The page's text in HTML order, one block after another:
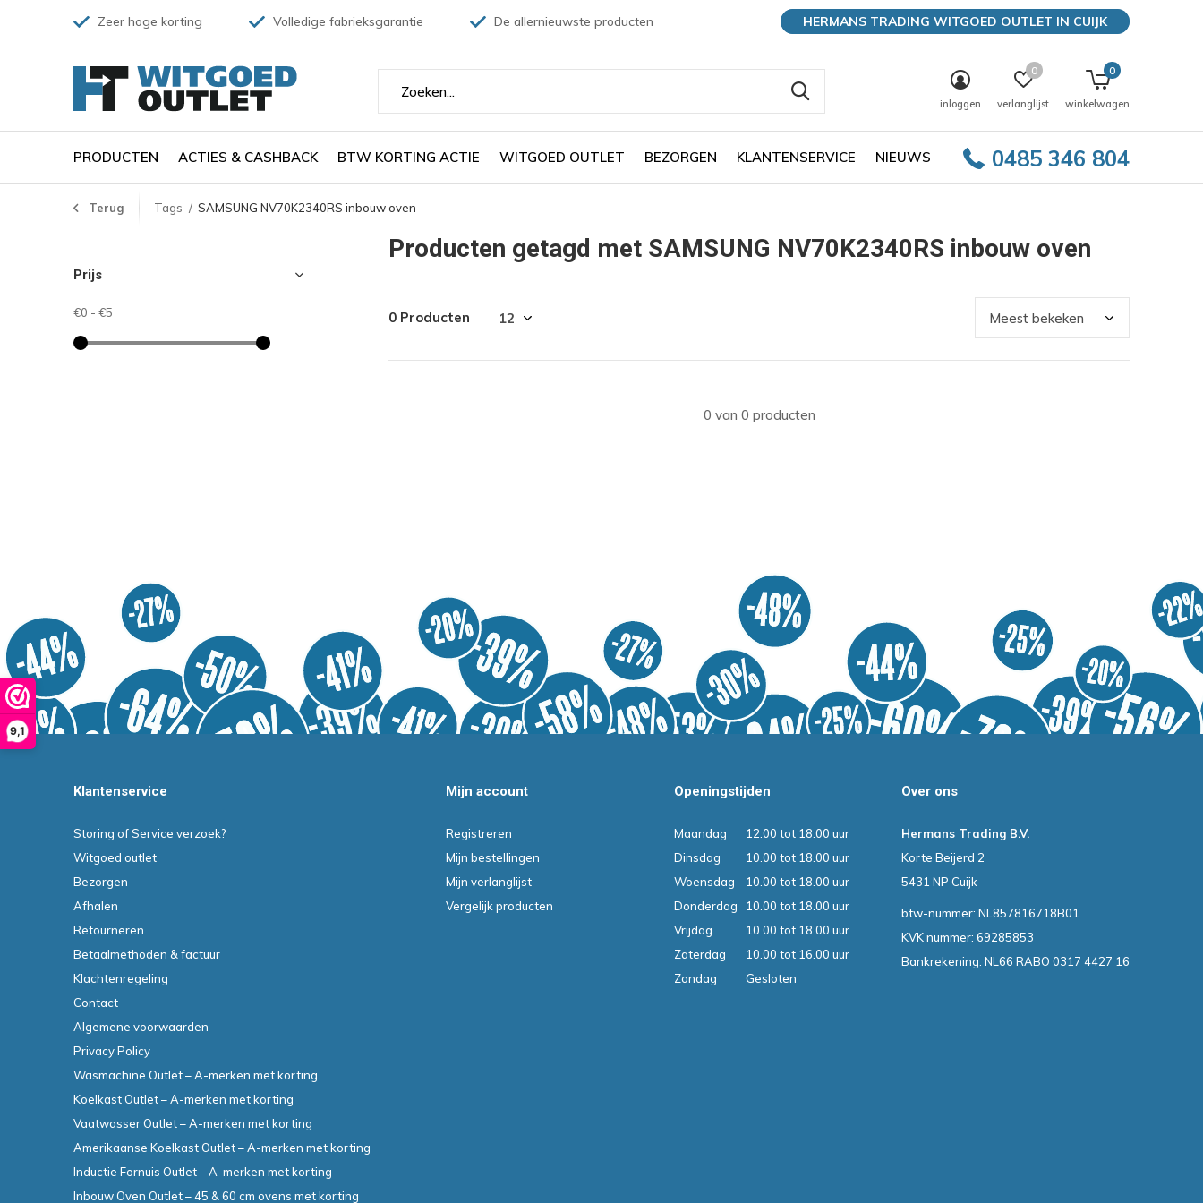
9,1
PRODUCTEN ACTIES & CASHBACK BTW KORTING ACTIE WITGOED OUTLET BEZORGEN KLANTENSERVICE NIEUWS 0485 346 804
inloggen verlanglijst
0
winkelwagen
0
Zeer hoge korting Volledige fabrieksgarantie De allernieuwste producten HERMANS TRADING WITGOED OUTLET IN CUIJK
Terug Tags SAMSUNG NV70K2340RS inbouw oven
Producten getagd met SAMSUNG NV70K2340RS inbouw oven
0 Producten
0 van 0 producten
Prijs
€0 - €5
Klantenservice
Storing of Service verzoek?
Witgoed outlet
Bezorgen
Afhalen
Retourneren
Betaalmethoden & factuur
Klachtenregeling
Contact
Algemene voorwaarden
Privacy Policy
Wasmachine Outlet – A-merken met korting
Koelkast Outlet – A-merken met korting
Vaatwasser Outlet – A-merken met korting
Amerikaanse Koelkast Outlet – A-merken met korting
Inductie Fornuis Outlet – A-merken met korting
Inbouw Oven Outlet – 45 & 60 cm ovens met korting
Mijn account
Registreren
Mijn bestellingen
Mijn verlanglijst
Vergelijk producten
Openingstijden
Maandag
12.00 tot 18.00 uur
Dinsdag
10.00 tot 18.00 uur
Woensdag
10.00 tot 18.00 uur
Donderdag
10.00 tot 18.00 uur
Vrijdag
10.00 tot 18.00 uur
Zaterdag
10.00 tot 16.00 uur
Zondag
Gesloten
Over ons
Hermans Trading B.V.
Korte Beijerd 2
5431 NP Cuijk
btw-nummer: NL857816718B01
KVK nummer: 69285853
Bankrekening: NL66 RABO 0317 4427 16